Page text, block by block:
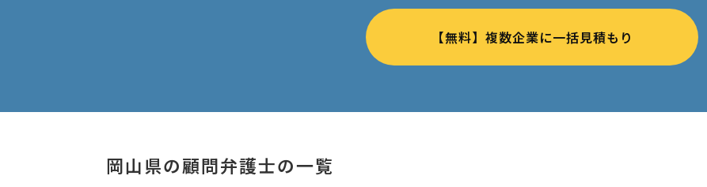
【無料】複数企業に一括見積もり
岡山県の顧問弁護士の一覧